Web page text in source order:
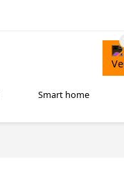
Smart home